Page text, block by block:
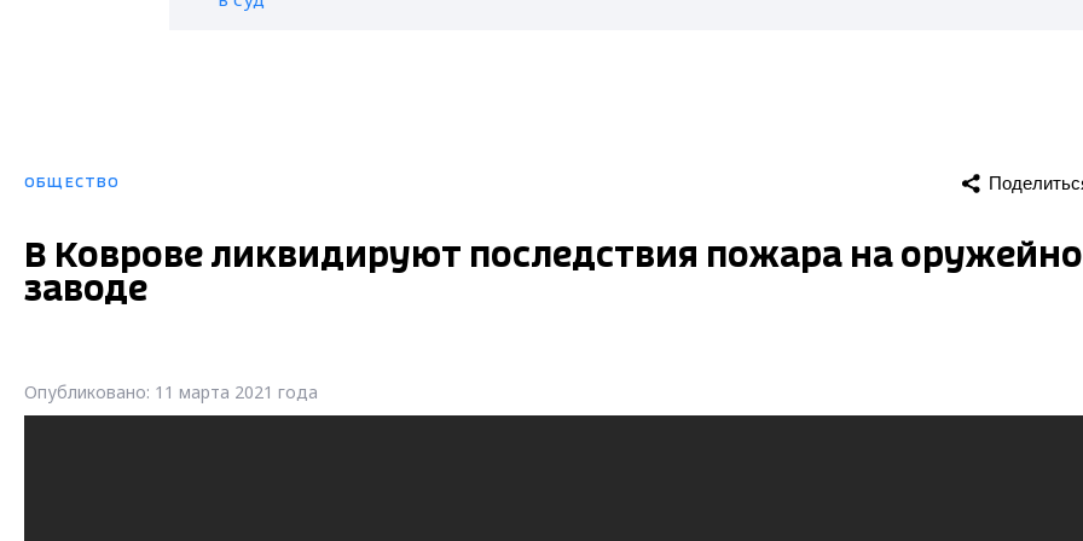
ОБЩЕСТВО
В Коврове ликвидируют последствия пожара на
заводе
Опубликовано: 11 марта 2021 года